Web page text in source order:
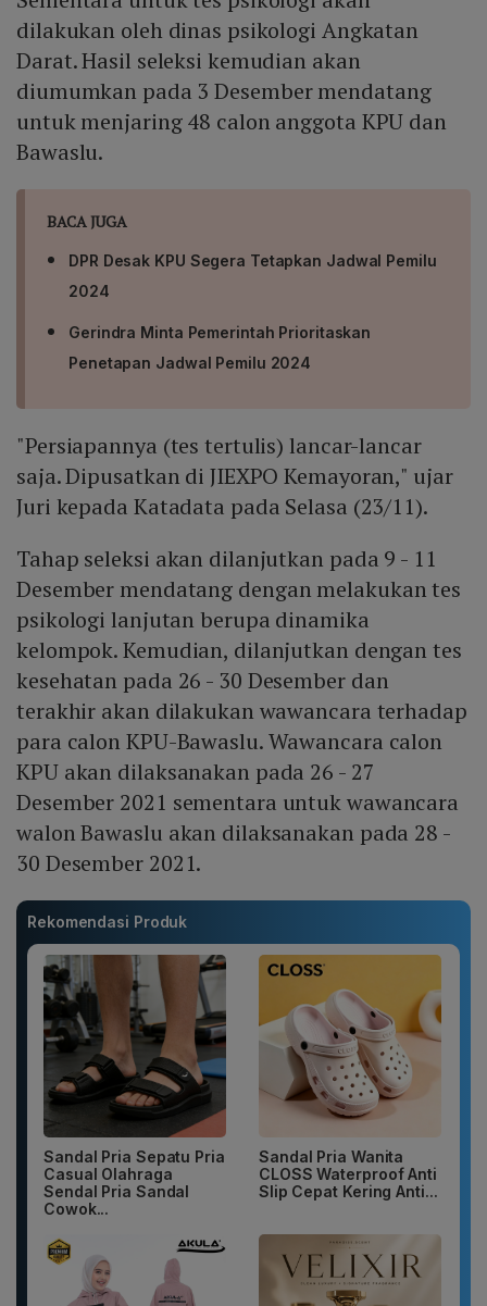
dilakukan oleh dinas psikologi Angkatan
Darat. Hasil seleksi kemudian akan
diumumkan pada 3 Desember mendatang
untuk menjaring 48 calon anggota KPU dan
Bawaslu.
BACA JUGA
DPR Desak KPU Segera Tetapkan Jadwal Pemilu
2024
Gerindra Minta Pemerintah Prioritaskan
Penetapan Jadwal Pemilu 2024
"Persiapannya (tes tertulis) lancar-lancar
saja. Dipusatkan di JIEXPO Kemayoran," ujar
Juri kepada Katadata pada Selasa (23/11).
Tahap seleksi akan dilanjutkan pada 9 - 11
Desember mendatang dengan melakukan tes
psikologi lanjutan berupa dinamika
kelompok. Kemudian, dilanjutkan dengan tes
kesehatan pada 26 - 30 Desember dan
terakhir akan dilakukan wawancara terhadap
para calon KPU-Bawaslu. Wawancara calon
KPU akan dilaksanakan pada 26 - 27
Desember 2021 sementara untuk wawancara
walon Bawaslu akan dilaksanakan pada 28 -
30 Desember 2021.
Rekomendasi Produk
Sandal Pria Sepatu Pria
Casual Olahraga
Sendal Pria Sandal
Cowok...
Sandal Pria Wanita
CLOSS Waterproof Anti
Slip Cepat Kering Anti...